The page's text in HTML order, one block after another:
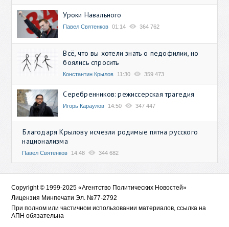
Уроки Навального
Павел Святенков 01:14 364 762
Всё, что вы хотели знать о педофилии, но
боялись спросить
Константин Крылов 11:30 359 473
Серебренников: режиссерская трагедия
Игорь Караулов 14:50 347 447
Благодаря Крылову исчезли родимые пятна русского
национализма
Павел Святенков 14:48 344 682
Copyright © 1999-2025 «Агентство Политических Новостей»
Лицензия Минпечати Эл. №77-2792
При полном или частичном использовании материалов, ссылка на
АПН обязательна